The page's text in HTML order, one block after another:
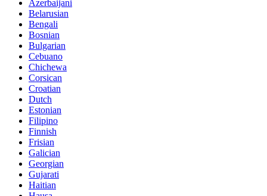
Azerbaijani
Belarusian
Bengali
Bosnian
Bulgarian
Cebuano
Chichewa
Corsican
Croatian
Dutch
Estonian
Filipino
Finnish
Frisian
Galician
Georgian
Gujarati
Haitian